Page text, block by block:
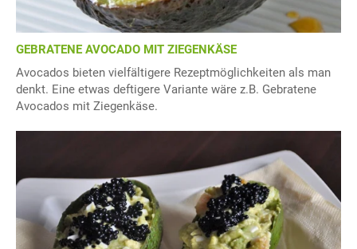
GEBRATENE AVOCADO MIT ZIEGENKÄSE
Avocados bieten vielfältigere Rezeptmöglichkeiten als man
denkt. Eine etwas deftigere Variante wäre z.B. Gebratene
Avocados mit Ziegenkäse.